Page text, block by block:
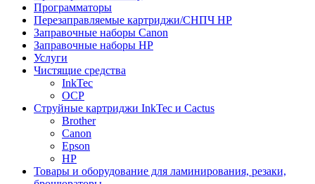
Программаторы
Перезаправляемые картриджи/СНПЧ HP
Заправочные наборы Canon
Заправочные наборы HP
Услуги
Чистящие средства
InkTec
OCP
Струйные картриджи InkTec и Cactus
Brother
Canon
Epson
HP
Товары и оборудование для ламинирования, резаки,